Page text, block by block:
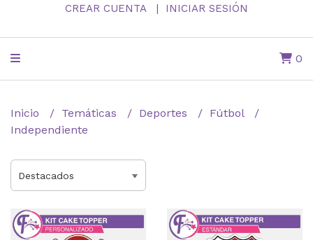
CREAR CUENTA INICIAR SESIÓN
0
Inicio Temáticas Deportes
Fútbol
Independiente